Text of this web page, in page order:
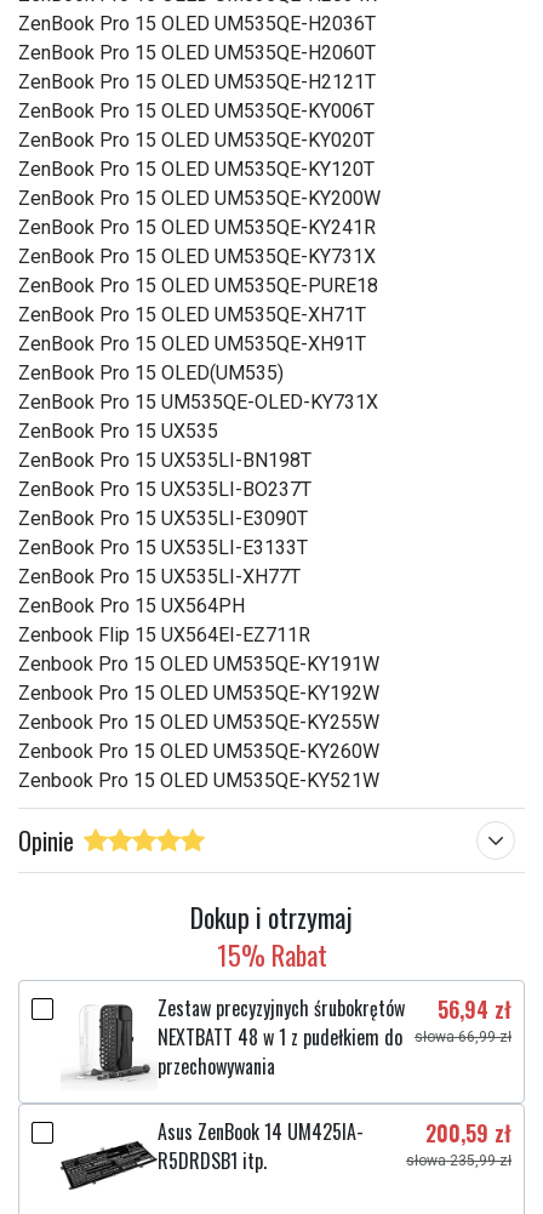
ZenBook Pro 15 OLED UM535QE-H2036T
ZenBook Pro 15 OLED UM535QE-H2060T
ZenBook Pro 15 OLED UM535QE-H2121T
ZenBook Pro 15 OLED UM535QE-KY006T
ZenBook Pro 15 OLED UM535QE-KY020T
ZenBook Pro 15 OLED UM535QE-KY120T
ZenBook Pro 15 OLED UM535QE-KY200W
ZenBook Pro 15 OLED UM535QE-KY241R
ZenBook Pro 15 OLED UM535QE-KY731X
ZenBook Pro 15 OLED UM535QE-PURE18
ZenBook Pro 15 OLED UM535QE-XH71T
ZenBook Pro 15 OLED UM535QE-XH91T
ZenBook Pro 15 OLED(UM535)
ZenBook Pro 15 UM535QE-OLED-KY731X
ZenBook Pro 15 UX535
ZenBook Pro 15 UX535LI-BN198T
ZenBook Pro 15 UX535LI-BO237T
ZenBook Pro 15 UX535LI-E3090T
ZenBook Pro 15 UX535LI-E3133T
ZenBook Pro 15 UX535LI-XH77T
ZenBook Pro 15 UX564PH
Zenbook Flip 15 UX564EI-EZ711R
Zenbook Pro 15 OLED UM535QE-KY191W
Zenbook Pro 15 OLED UM535QE-KY192W
Zenbook Pro 15 OLED UM535QE-KY255W
Zenbook Pro 15 OLED UM535QE-KY260W
Zenbook Pro 15 OLED UM535QE-KY521W
Opinie
Dokup i otrzymaj
15% Rabat
Zestaw precyzyjnych śrubokrętów
NEXTBATT 48 w 1 z pudełkiem do
przechowywania
56,94 zł
słowa 66,99 zł
Asus ZenBook 14 UM425IA-
R5DRDSB1 itp.
200,59 zł
słowa 235,99 zł